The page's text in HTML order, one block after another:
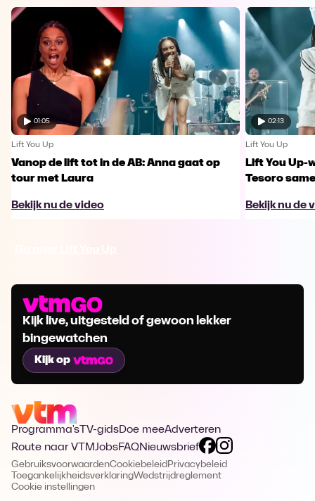
01:05
Lift You Up
Vanop de lift tot in de AB: Anna gaat op
tour met Laura
Bekijk nu de video
02:13
Lift You Up
Lift You Up-
Tesoro
Bekijk nu de
Kijk live, uitgesteld of gewoon lekker
bingewatchen
Kijk op
Programma's TV-gidsDoe meeAdverteren
Route naar VTMJobsFAQNieuwsbrief
GebruiksvoorwaardenCookiebeleid Privacybeleid
ToegankelijkheidsverklaringWedstrijdreglement
Cookie instellingen